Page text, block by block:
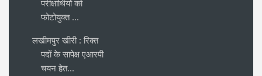
परीक्षार्थियों को
फोटोयुक्त ...
लखीमपुर खीरी : रिक्त
पदों के सापेक्ष एआरपी
चयन हेत...